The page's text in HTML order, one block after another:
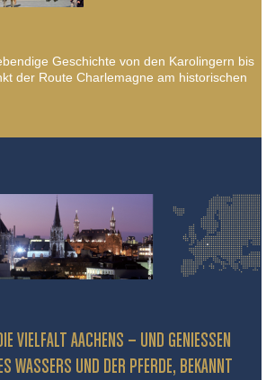
Geschichte von den Karolingern bis
der Route Charlemagne am historischen
VIELFALT AACHENS – UND GENIESSEN S
UND DER PFERDE, BEKANNT D